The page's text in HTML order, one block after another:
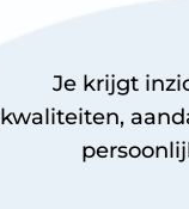
Je krijgt
kwaliteiten,